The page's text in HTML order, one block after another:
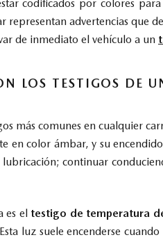
codificados por colores
representan advertencias que
de inmediato el vehículo a un
LOS TESTIGOS DE
más comunes en cualquier
en color ámbar, y su
lubricación; continuar
es el testigo de temperatura
luz suele encenderse